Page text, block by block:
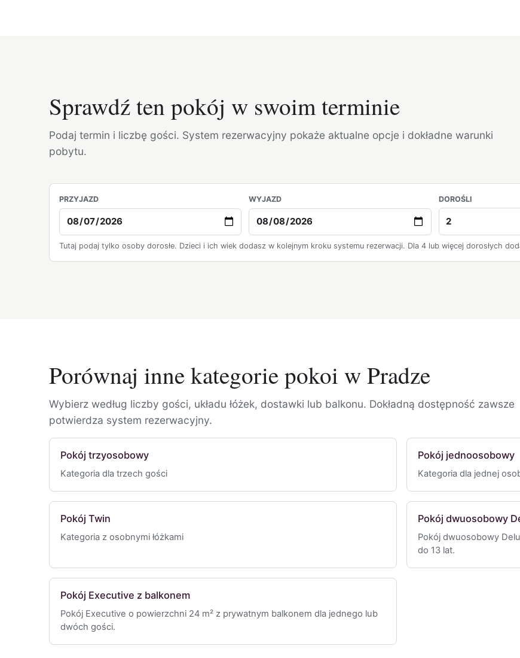
Sprawdź ten pokój w swoim terminie
Podaj termin i liczbę gości. System rezerwacyjny pokaże aktualne opcje i dokładne warunki
pobytu.
PRZYJAZD WYJAZD DOROŚLI
Tutaj podaj tylko osoby dorosłe. Dzieci i ich wiek dodasz w kolejnym kroku systemu rezerwacji. Dla 4 lub więcej dorosłych
Porównaj inne kategorie pokoi w Pradze
Wybierz według liczby gości, układu łóżek, dostawki lub balkonu. Dokładną dostępność zawsze
potwierdza system rezerwacyjny.
Pokój trzyosobowy
Kategoria dla trzech gości
Pokój jednoosobowy
Kategoria dla jednej
Pokój Twin
Kategoria z osobnymi łóżkami
Pokój dwuosobowy
Pokój dwuosobowy
do 13 lat.
Pokój Executive z balkonem
Pokój Executive o powierzchni 24 m² z prywatnym balkonem dla jednego lub
dwóch gości.